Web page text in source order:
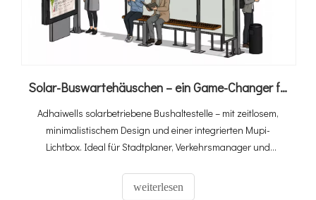
Solar-Buswartehäuschen – ein Game-Changer für den städtischen Nahverkehr
Adhaiwells solarbetriebene Bushaltestelle – mit zeitlosem,
minimalistischem Design und einer integrierten Mupi-
Lichtbox. Ideal für Stadtplaner, Verkehrsmanager und
weiterlesen